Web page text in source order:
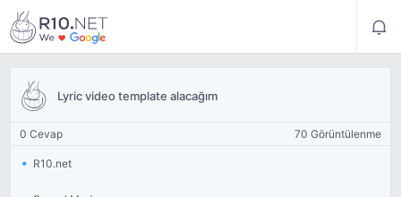
Lyric video template alacağım
0 Cevap 70 Görüntülenme
R10.net